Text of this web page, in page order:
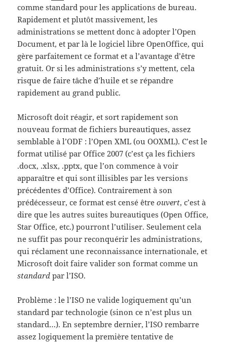
comme standard pour les applications de bureau.
Rapidement et plutôt massivement, les
administrations se mettent donc à adopter l’Open
Document, et par là le logiciel libre OpenOffice, qui
gère parfaitement ce format et a l’avantage d’être
gratuit. Or si les administrations s’y mettent, cela
risque de faire tâche d’huile et se répandre
rapidement au grand public.
Microsoft doit réagir, et sort rapidement son
nouveau format de fichiers bureautiques, assez
semblable à l’ODF : l’Open XML (ou OOXML). C’est le
format utilisé par Office 2007 (c’est ça les fichiers
.docx, .xlsx, .pptx, que l’on commence à voir
apparaître et qui sont illisibles par les versions
précédentes d’Office). Contrairement à son
prédécesseur, ce format est censé êtreouvert, c’est à
dire que les autres suites bureautiques (Open Office,
Star Office, etc.) pourront l’utiliser. Seulement cela
ne suffit pas pour reconquérir les administrations,
qui réclament une reconnaissance internationale, et
Microsoft doit faire valider son format comme un
standard par l’ISO.
Problème : le l’ISO ne valide logiquement qu’un
standard par technologie (sinon ce n’est plus un
standard…). En septembre dernier, l’ISO rembarre
assez logiquement la première tentative de